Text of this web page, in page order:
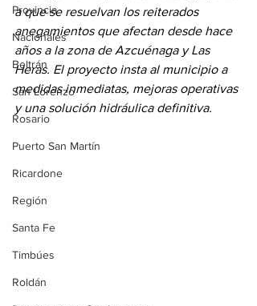
Provincia
Nacionales
Beltrán
San Lorenzo
Rosario
Puerto San Martín
Ricardone
Región
Santa Fe
Timbúes
Roldán
a que se resuelvan los reiterados
anegamientos que afectan desde hace
años a la zona de Azcuénaga y Las
Heras. El proyecto insta al municipio a
medidas inmediatas, mejoras operativas
y una solución hidráulica definitiva.